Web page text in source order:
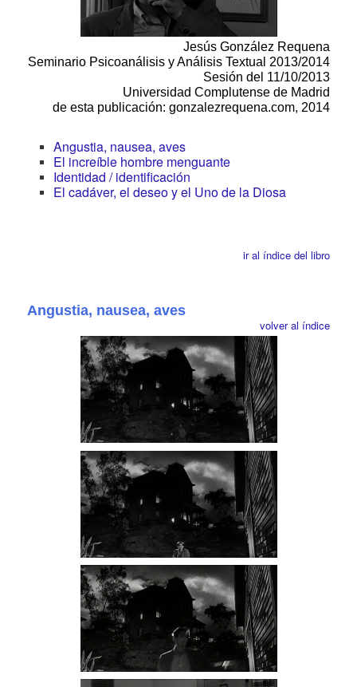
Jesús González Requena
Seminario Psicoanálisis y Análisis Textual 2013/2014
Sesión del 11/10/2013
Universidad Complutense de Madrid
de esta publicación: gonzalezrequena.com, 2014
Angustia, nausea, aves
El increíble hombre menguante
Identidad / identificación
El cadáver, el deseo y el Uno de la Diosa
ir al índice del libro
Angustia, nausea, aves
volver al índice